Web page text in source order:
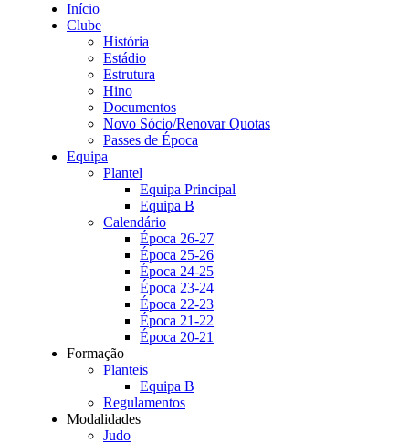
Início
Clube
História
Estádio
Estrutura
Hino
Documentos
Novo Sócio/Renovar Quotas
Passes de Época
Equipa
Plantel
Equipa Principal
Equipa B
Calendário
Época 26-27
Época 25-26
Época 24-25
Época 23-24
Época 22-23
Época 21-22
Época 20-21
Formação
Planteis
Equipa B
Regulamentos
Modalidades
Judo